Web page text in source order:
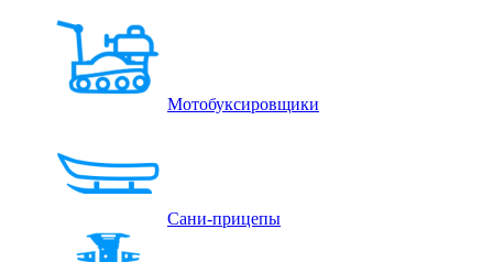
Мотобуксировщики
Сани-прицепы